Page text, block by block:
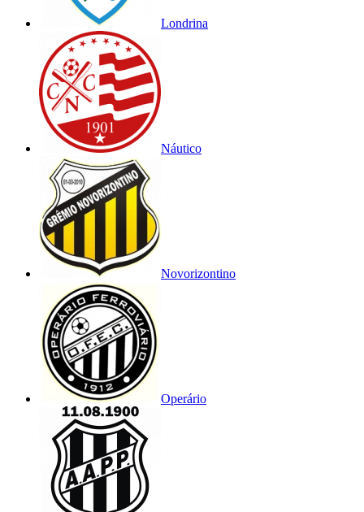
Londrina
Náutico
Novorizontino
Operário